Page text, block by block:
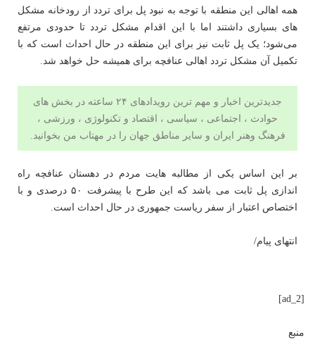
همه اهالی این منطقه با توجه به نبود پل برای تردد از رودخانه مشکل
های بسیاری داشتند اما با این اقدام مشکل تردد تا حدودی مرتفع
می‌شود؛ یک پل ثابت نیز برای این منطقه در حال احداث است که با
تکمیل آن مشکل تردد اهالی عنافچه برای همیشه حل خواهد شد.
جدیدترین اخبار و مهم ترین رویدادهای ۲۴ ساعته در بخش های
حوادث ، اجتماعی ، سیاسی ، اقتصاد و تکنولوژی ، ورزشی ،
فرهنگ وهنر ایران و سایر مناطق جهان را در مهتاب من بخوانید.
بر این اساس یکی از مطالبه هایت مردم در دهستان عنافچه راه
اندازی پل ثابت می باشد که این طرح با پیشرفت ۵۰ درصدی و با
اختصاص اعتبار از سفر ریاست جمهوری در حال احداث است.
انتهای پیام/
[ad_2]
منبع